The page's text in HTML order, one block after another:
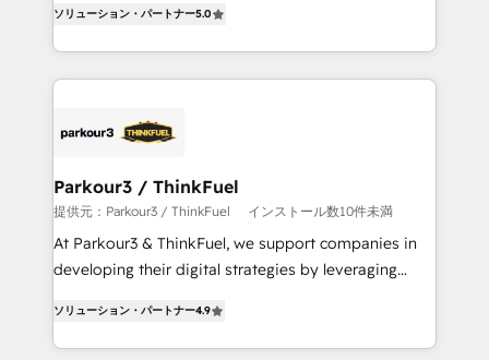
them a trusted reputation within the HubSpot
ecosystem as a reliable partner capable of delivering
remarkable experiences for our most sophisticated
Program, HubSpot.
Integrations, Custom AI agents and AI-ready Website
Design With over 15 years of experience, we help
companies bridge the gap between marketing, sales,
data hygiene, and tailored HubSpot solutions. Our
a global consultancy with the care and agility of a
boutique firm. At Triario, we’re big enough to deliver
but small enough to listen. Our Services: HubSpot
implementations & data migration Custom AI agents
Website design Let’s turn your CRM into your growth
engine!
ソリューション・パートナー5.0
Parkour3 / ThinkFuel
提供元：Parkour3 / ThinkFuel インストール数10件未満
At Parkour3 & ThinkFuel, we support companies in
developing their digital strategies by leveraging
sales processes to generate growth. Our offer spans
from Strategy to Operations. We specialize in CRM
ソリューション・パートナー4.9